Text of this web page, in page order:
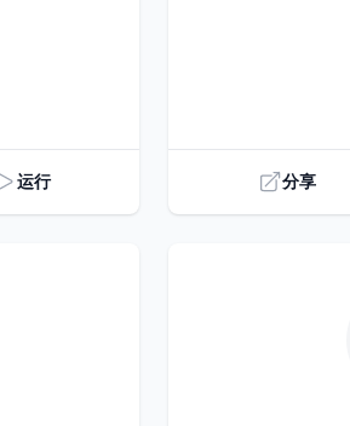
运行 分享